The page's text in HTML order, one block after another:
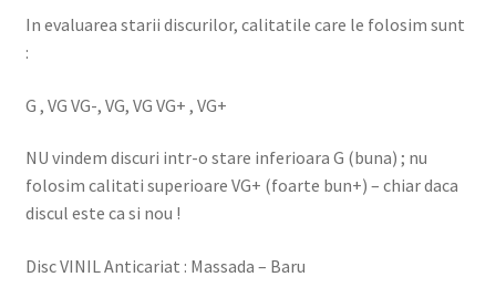
In evaluarea starii discurilor, calitatile care le folosim sunt
:
G , VG VG-, VG, VG VG+ , VG+
NU vindem discuri intr-o stare inferioara G (buna) ; nu
folosim calitati superioare VG+ (foarte bun+) – chiar daca
discul este ca si nou !
Disc VINIL Anticariat : Massada – Baru